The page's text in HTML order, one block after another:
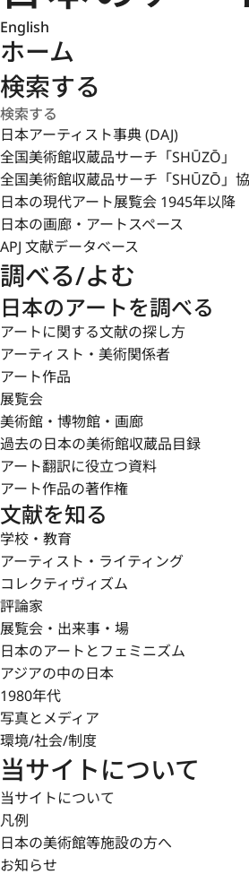
English
ホーム
検索する
日本アーティスト事典 (DAJ)
全国美術館収蔵品サーチ「SHŪZŌ」
全国美術館収蔵品サーチ「SHŪZŌ」
日本の現代アート展覧会 1945年以降
日本の画廊・アートスペース
APJ 文献データベース
調べる/よむ
日本のアートを調べる
アートに関する文献の探し方
アーティスト・美術関係者
アート作品
展覧会
美術館・博物館・画廊
過去の日本の美術館収蔵品目録
アート翻訳に役立つ資料
アート作品の著作権
文献を知る
学校・教育
アーティスト・ライティング
コレクティヴィズム
評論家
展覧会・出来事・場
日本のアートとフェミニズム
アジアの中の日本
1980年代
写真とメディア
環境/社会/制度
当サイトについて
当サイトについて
凡例
日本の美術館等施設の方へ
お知らせ